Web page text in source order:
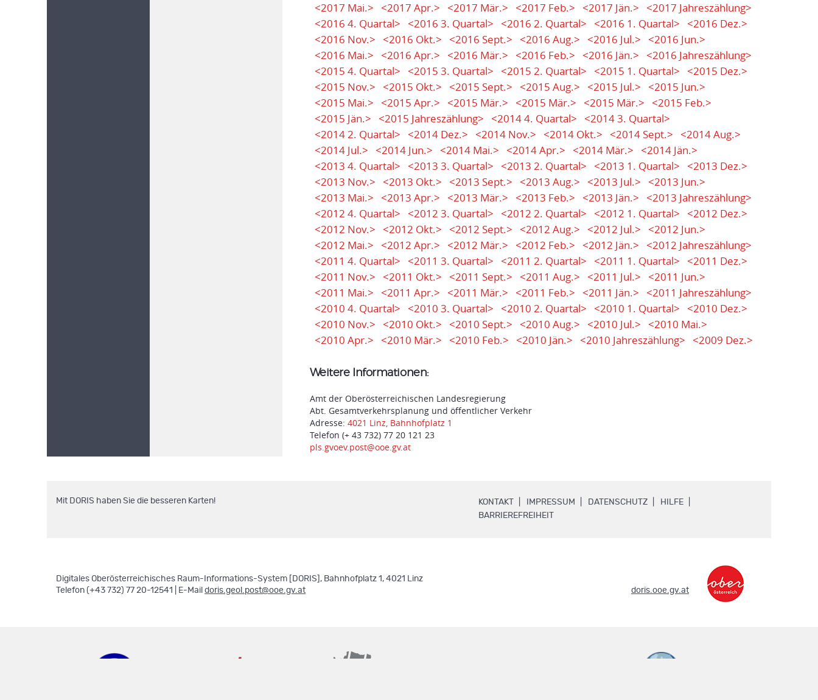
<2017 Mai.>
<2017 Apr.> <2017 Mär.> <2017 Feb.> <2017 Jän.>
<2017 Jahreszählung>
<2016 4. Quartal>
<2016 3. Quartal> <2016 2. Quartal> <2016 1. Quartal>
<2016 Dez.>
<2016 Nov.>
<2016 Okt.> <2016 Sept.> <2016 Aug.> <2016 Jul.>
<2016 Jun.>
<2016 Mai.>
<2016 Apr.> <2016 Mär.> <2016 Feb.> <2016 Jän.>
<2016 Jahreszählung>
<2015 4. Quartal>
<2015 3. Quartal> <2015 2. Quartal> <2015 1. Quartal>
<2015 Dez.>
<2015 Nov.>
<2015 Okt.> <2015 Sept.> <2015 Aug.> <2015 Jul.>
<2015 Jun.>
<2015 Mai.>
<2015 Apr.> <2015 Mär.> <2015 Mär.> <2015 Mär.>
<2015 Feb.>
<2015 Jän.>
<2015 Jahreszählung> <2014 4. Quartal>
<2014 3. Quartal>
<2014 2. Quartal>
<2014 Dez.> <2014 Nov.> <2014 Okt.> <2014 Sept.>
<2014 Aug.>
<2014 Jul.>
<2014 Jun.> <2014 Mai.> <2014 Apr.> <2014 Mär.>
<2014 Jän.>
<2013 4. Quartal>
<2013 3. Quartal> <2013 2. Quartal> <2013 1. Quartal>
<2013 Dez.>
<2013 Nov.>
<2013 Okt.> <2013 Sept.> <2013 Aug.> <2013 Jul.>
<2013 Jun.>
<2013 Mai.>
<2013 Apr.> <2013 Mär.> <2013 Feb.> <2013 Jän.>
<2013 Jahreszählung>
<2012 4. Quartal>
<2012 3. Quartal> <2012 2. Quartal> <2012 1. Quartal>
<2012 Dez.>
<2012 Nov.>
<2012 Okt.> <2012 Sept.> <2012 Aug.> <2012 Jul.>
<2012 Jun.>
<2012 Mai.>
<2012 Apr.> <2012 Mär.> <2012 Feb.> <2012 Jän.>
<2012 Jahreszählung>
<2011 4. Quartal>
<2011 3. Quartal> <2011 2. Quartal> <2011 1. Quartal>
<2011 Dez.>
<2011 Nov.>
<2011 Okt.> <2011 Sept.> <2011 Aug.> <2011 Jul.>
<2011 Jun.>
<2011 Mai.>
<2011 Apr.> <2011 Mär.> <2011 Feb.> <2011 Jän.>
<2011 Jahreszählung>
<2010 4. Quartal>
<2010 3. Quartal> <2010 2. Quartal> <2010 1. Quartal>
<2010 Dez.>
<2010 Nov.>
<2010 Okt.> <2010 Sept.> <2010 Aug.> <2010 Jul.>
<2010 Mai.>
<2010 Apr.>
<2010 Mär.> <2010 Feb.> <2010 Jän.> <2010 Jahreszählung> <2009 Dez.>
Weitere Informationen:
Amt der Oberösterreichischen Landesregierung
Abt. Gesamtverkehrsplanung und öffentlicher Verkehr
Adresse: 4021 Linz, Bahnhofplatz 1
Telefon (+ 43 732) 77 20 121 23
pls.gvoev.post@ooe.gv.at
KONTAKT IMPRESSUM DATENSCHUTZ HILFE
BARRIEREFREIHEIT .
Mit DORIS haben Sie die besseren Karten!
Digitales Oberösterreichisches Raum-Informations-System [DORIS], Bahnhofplatz 1, 4021 Linz
Telefon (+43 732) 77 20-12541 | E-Mail doris.geol.post@ooe.gv.at doris.ooe.gv.at.